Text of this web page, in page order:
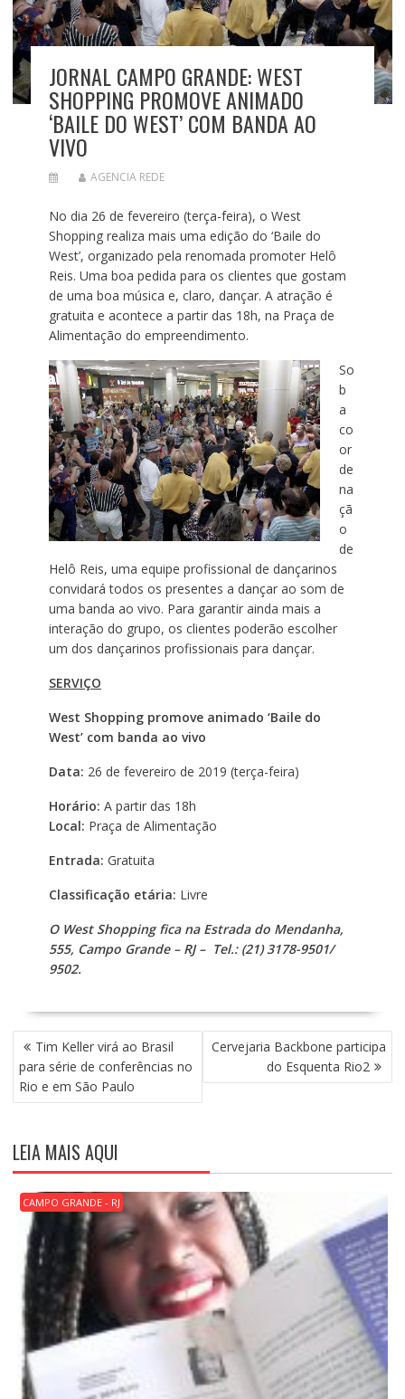
JORNAL CAMPO GRANDE: WEST
SHOPPING PROMOVE ANIMADO
‘BAILE DO WEST’ COM BANDA AO
VIVO
AGENCIA REDE
No dia 26 de fevereiro (terça-feira), o West
Shopping realiza mais uma edição do ‘Baile do
West’, organizado pela renomada promoter Helô
Reis. Uma boa pedida para os clientes que gostam
de uma boa música e, claro, dançar. A atração é
gratuita e acontece a partir das 18h, na Praça de
Alimentação do empreendimento.
So
b
a
co
or
de
na
çã
o
de
Helô Reis, uma equipe profissional de dançarinos
convidará todos os presentes a dançar ao som de
uma banda ao vivo. Para garantir ainda mais a
interação do grupo, os clientes poderão escolher
um dos dançarinos profissionais para dançar.
SERVIÇO
West Shopping promove animado ‘Baile do
West’ com banda ao vivo
Data: 26 de fevereiro de 2019 (terça-feira)
Horário: A partir das 18h
Local: Praça de Alimentação
Entrada: Gratuita
Classificação etária: Livre
O West Shopping fica na Estrada do Mendanha,
555, Campo Grande – RJ – Tel.: (21) 3178-9501/
9502.
N
A
V
E
A
Ç
Ã
O
D
O
Tim Keller virá ao Brasil
para série de conferências no
Rio e em São Paulo
Cervejaria Backbone participa
do Esquenta Rio2
LEIA MAIS AQUI
CAMPO GRANDE - RJ